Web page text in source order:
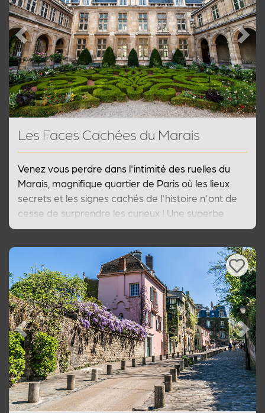
Previous Next
Les Faces Cachées du Marais
Venez vous perdre dans l'intimité des ruelles du
Marais, magnifique quartier de Paris où les lieux
secrets et les signes cachés de l'histoire n'ont de
cesse de surprendre les curieux ! Une superbe
visite guidée du Paris insolite et secret.
Previous Next